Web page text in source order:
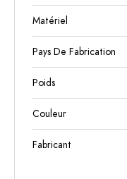
Matériel
Pays De Fabrication
Poids
Couleur
Fabricant